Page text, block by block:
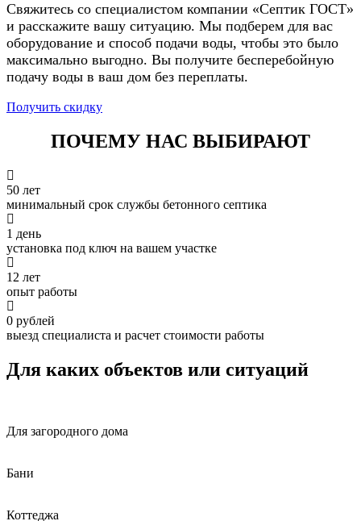
Свяжитесь со специалистом компании «Септик ГОСТ»
и расскажите вашу ситуацию. Мы подберем для вас
оборудование и способ подачи воды, чтобы это было
максимально выгодно. Вы получите бесперебойную
подачу воды в ваш дом без переплаты.
Получить скидку
ПОЧЕМУ НАС ВЫБИРАЮТ
50 лет
минимальный срок службы бетонного септика
1 день
установка под ключ на вашем участке
12 лет
опыт работы
0 рублей
выезд специалиста и расчет стоимости работы
Для каких объектов или ситуаций
Для загородного дома
Бани
Коттеджа